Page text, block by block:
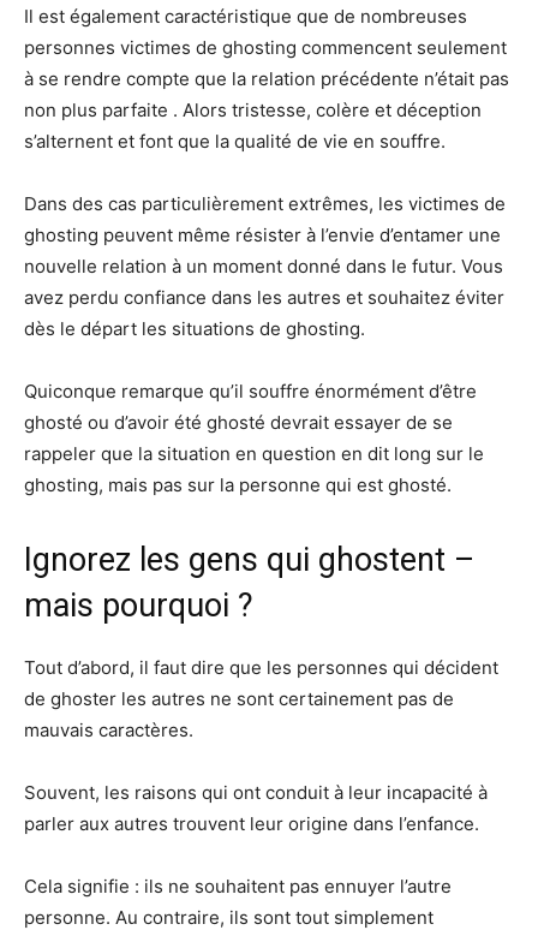
Il est également caractéristique que de nombreuses
personnes victimes de ghosting commencent seulement
à se rendre compte que la relation précédente n’était pas
non plus parfaite . Alors tristesse, colère et déception
s’alternent et font que la qualité de vie en souffre.
Dans des cas particulièrement extrêmes, les victimes de
ghosting peuvent même résister à l’envie d’entamer une
nouvelle relation à un moment donné dans le futur. Vous
avez perdu confiance dans les autres et souhaitez éviter
dès le départ les situations de ghosting.
Quiconque remarque qu’il souffre énormément d’être
ghosté ou d’avoir été ghosté devrait essayer de se
rappeler que la situation en question en dit long sur le
ghosting, mais pas sur la personne qui est ghosté.
Ignorez les gens qui ghostent –
mais pourquoi ?
Tout d’abord, il faut dire que les personnes qui décident
de ghoster les autres ne sont certainement pas de
mauvais caractères.
Souvent, les raisons qui ont conduit à leur incapacité à
parler aux autres trouvent leur origine dans l’enfance.
Cela signifie : ils ne souhaitent pas ennuyer l’autre
personne. Au contraire, ils sont tout simplement